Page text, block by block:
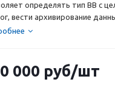
определять тип ВВ с
вести архивирование
000 руб/шт